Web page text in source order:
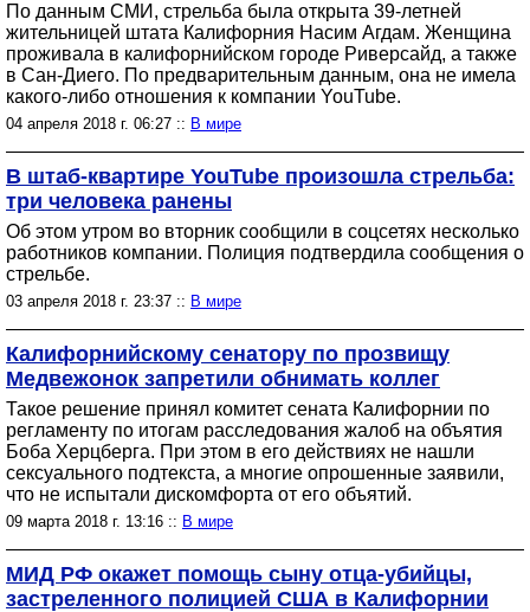
По данным СМИ, стрельба была открыта 39-летней
жительницей штата Калифорния Насим Агдам. Женщина
проживала в калифорнийском городе Риверсайд, а также
в Сан-Диего. По предварительным данным, она не имела
какого-либо отношения к компании YouTube.
04 апреля 2018 г. 06:27 :: В мире
В штаб-квартире YouTube произошла стрельба:
три человека ранены
Об этом утром во вторник сообщили в соцсетях несколько
работников компании. Полиция подтвердила сообщения о
стрельбе.
03 апреля 2018 г. 23:37 :: В мире
Калифорнийскому сенатору по прозвищу
Медвежонок запретили обнимать коллег
Такое решение принял комитет сената Калифорнии по
регламенту по итогам расследования жалоб на объятия
Боба Херцберга. При этом в его действиях не нашли
сексуального подтекста, а многие опрошенные заявили,
что не испытали дискомфорта от его объятий.
09 марта 2018 г. 13:16 :: В мире
МИД РФ окажет помощь сыну отца-убийцы,
застреленного полицией США в Калифорнии